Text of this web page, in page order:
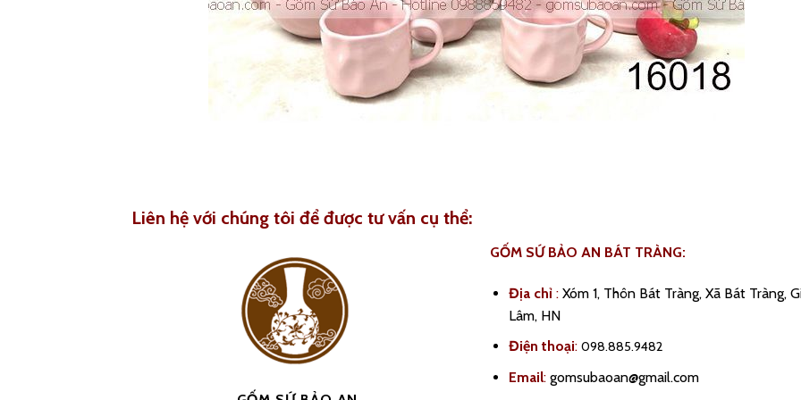
Liên hệ với chúng tôi để được tư vấn cụ thể:
GỐM SỨ BẢO AN BÁT TRÀNG:
Địa chỉ :Xóm 1, Thôn Bát Tràng, Xã Bát Tràng,
Lâm, HN
Điện thoại: 098.885.9482
Email:gomsubaoan@gmail.com